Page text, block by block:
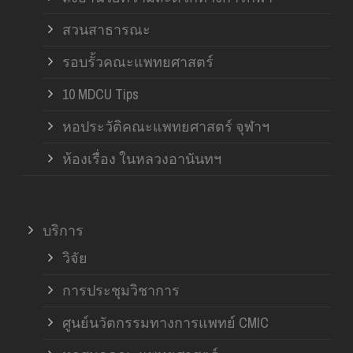
สวนสาธารณะ
รอบรั้วคณะแพทยศาสตร์
10 MDCU Tips
หอประวัติคณะแพทยศาสตร์ จุฬาฯ
ห้องเรื่อง ในหลวงอานันทฯ
บริการ
วิจัย
การประชุมวิชาการ
ศูนย์นวัตกรรมทางการแพทย์ CMIC